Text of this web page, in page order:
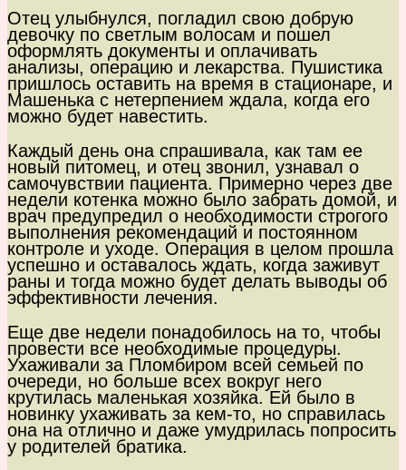
Отец улыбнулся, погладил свою добрую
девочку по светлым волосам и пошел
оформлять документы и оплачивать
анализы, операцию и лекарства. Пушистика
пришлось оставить на время в стационаре, и
Машенька с нетерпением ждала, когда его
можно будет навестить.
Каждый день она спрашивала, как там ее
новый питомец, и отец звонил, узнавал о
самочувствии пациента. Примерно через две
недели котенка можно было забрать домой, и
врач предупредил о необходимости строгого
выполнения рекомендаций и постоянном
контроле и уходе. Операция в целом прошла
успешно и оставалось ждать, когда заживут
раны и тогда можно будет делать выводы об
эффективности лечения.
Еще две недели понадобилось на то, чтобы
провести все необходимые процедуры.
Ухаживали за Пломбиром всей семьей по
очереди, но больше всех вокруг него
крутилась маленькая хозяйка. Ей было в
новинку ухаживать за кем-то, но справилась
она на отлично и даже умудрилась попросить
у родителей братика.